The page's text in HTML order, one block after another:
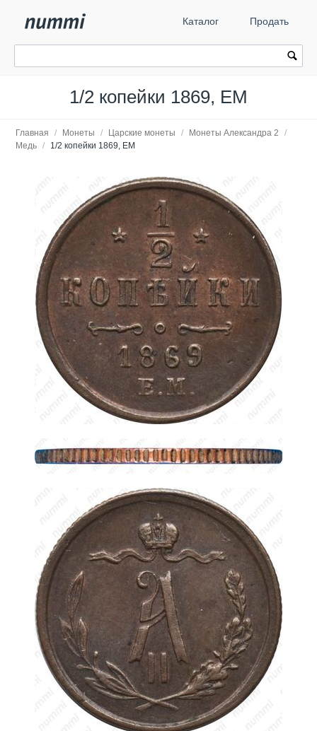
Каталог Продать
1/2 копейки 1869, ЕМ
Главная / Монеты / Царские монеты / Монеты Александра 2
/
Медь / 1/2 копейки 1869, ЕМ